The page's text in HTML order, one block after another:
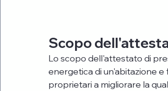
Scopo
Lo scopo dell'attestato di
energetica di un'abitazione
proprietari a migliorare la